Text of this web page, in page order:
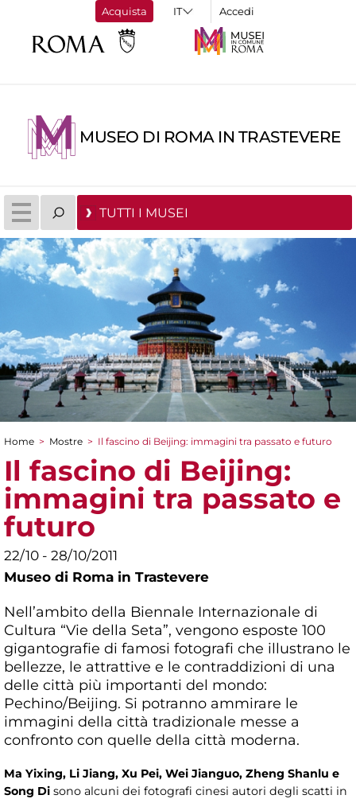
Acquista Accedi
MUSEO DI ROMA IN TRASTEVERE
TUTTI I MUSEI
Tu sei qui
Home > Mostre > Il fascino di Beijing: immagini tra passato e futuro
Il fascino di Beijing:
immagini tra passato e
futuro
22/10 - 28/10/2011
Museo di Roma in Trastevere
Nell’ambito della Biennale Internazionale di
Cultura “Vie della Seta”, vengono esposte 100
gigantografie di famosi fotografi che illustrano le
bellezze, le attrattive e le contraddizioni di una
delle città più importanti del mondo:
Pechino/Beijing. Si potranno ammirare le
immagini della città tradizionale messe a
confronto con quelle della città moderna.
Ma Yixing, Li Jiang, Xu Pei, Wei Jianguo, Zheng Shanlu e
Song Di sono alcuni dei fotografi cinesi autori degli scatti in